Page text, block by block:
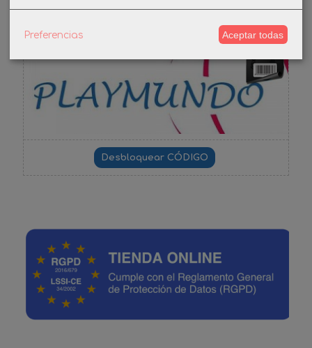
DESCUENTO BIENVENIDA
Preferencias Aceptar todas